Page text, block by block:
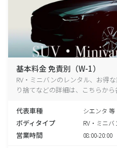
基本料金 免責別（W-1）
RV・ミニバンのレンタル、お得
り捨てなどの詳細は、こちらから
代表車種 シエンタ 等
ボディタイプ RV・ミニバ
営業時間 08:00-20:00